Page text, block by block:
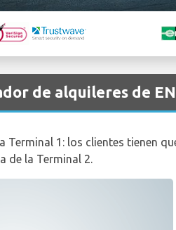
de alquileres de
Terminal 1: los clientes tienen
de la Terminal 2.